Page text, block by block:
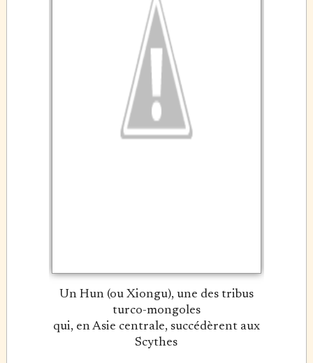
Un Hun (ou Xiongu), une des tribus
turco-mongoles
qui, en Asie centrale, succédèrent aux
Scythes